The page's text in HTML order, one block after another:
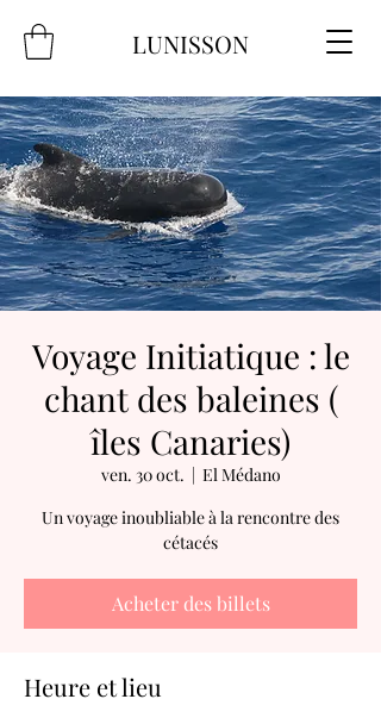
LUNISSON
Voyage Initiatique : le
chant des baleines (
îles Canaries)
ven. 30 oct.
  |
El Médano
Un voyage inoubliable à la rencontre des
cétacés
Acheter des billets
Heure et lieu